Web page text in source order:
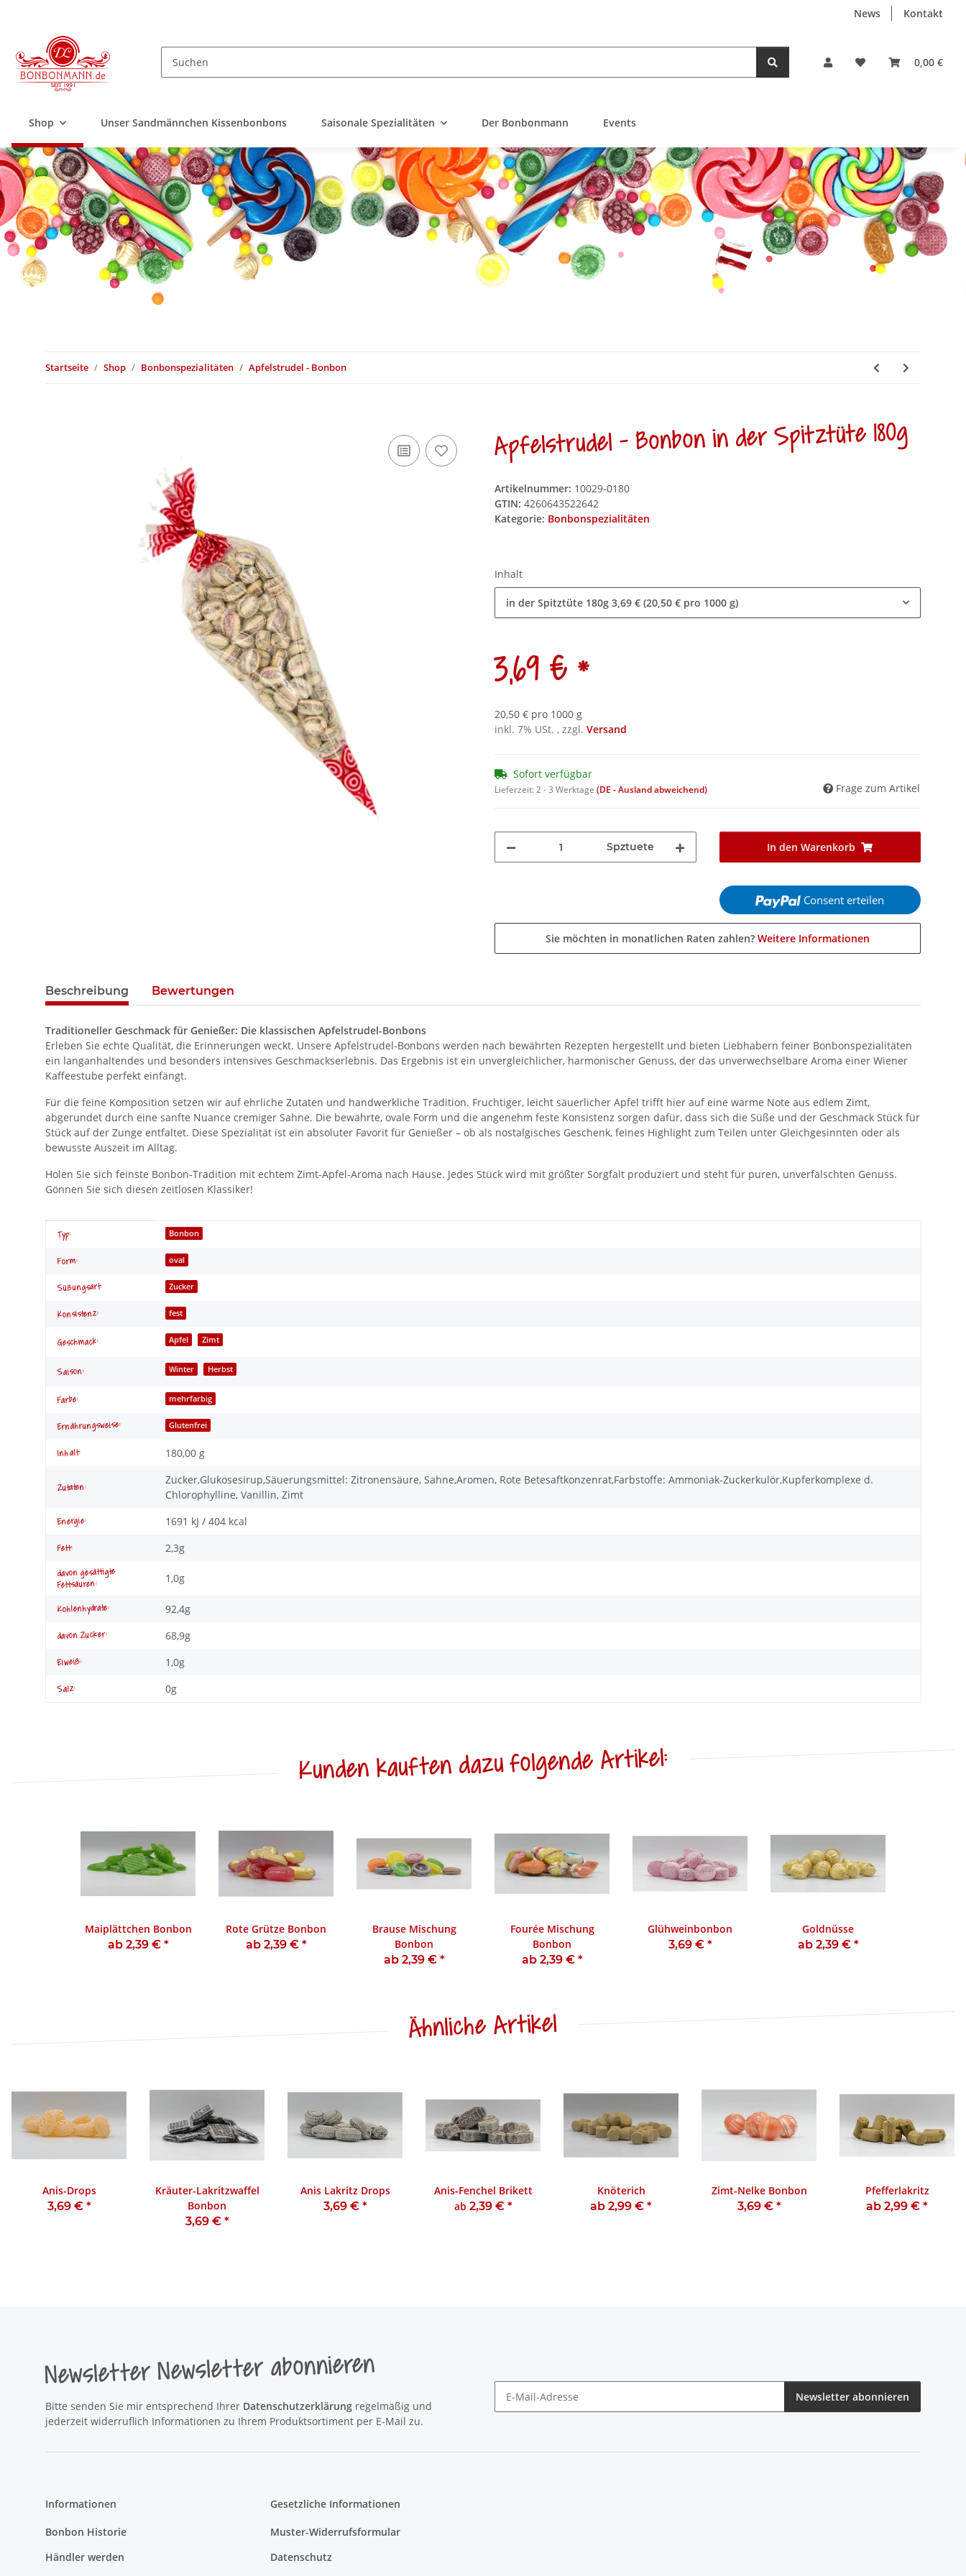
News Kontakt
0,00 €
Shop Unser Sandmännchen Kissenbonbons Saisonale Spezialitäten Der Bonbonmann Events
Startseite Shop Bonbonspezialitäten Apfelstrudel - Bonbon
Apfelstrudel - Bonbon in der Spitztüte 180g
Artikelnummer: 10029-0180
GTIN: 4260643522642
Kategorie: Bonbonspezialitäten
Inhalt
in der Spitztüte 180g 3,69 € (20,50 € pro 1000 g)
3,69 €*
20,50 € pro 1000 g
inkl. 7% USt. , zzgl. Versand
Sofort verfügbar
Lieferzeit:2 - 3 Werktage (DE - Ausland abweichend) Frage zum Artikel
Spztuete In den Warenkorb
Consent erteilen
Sie möchten in monatlichen Raten zahlen? Weitere Informationen
Beschreibung Bewertungen
Traditioneller Geschmack für Genießer: Die klassischen Apfelstrudel-Bonbons
Erleben Sie echte Qualität, die Erinnerungen weckt. Unsere Apfelstrudel-Bonbons werden nach bewährten Rezepten hergestellt und bieten Liebhabern feiner Bonbonspezialitäten
ein langanhaltendes und besonders intensives Geschmackserlebnis. Das Ergebnis ist ein unvergleichlicher, harmonischer Genuss, der das unverwechselbare Aroma einer Wiener
Kaffeestube perfekt einfängt.
Für die feine Komposition setzen wir auf ehrliche Zutaten und handwerkliche Tradition. Fruchtiger, leicht säuerlicher Apfel trifft hier auf eine warme Note aus edlem Zimt,
abgerundet durch eine sanfte Nuance cremiger Sahne. Die bewährte, ovale Form und die angenehm feste Konsistenz sorgen dafür, dass sich die Süße und der Geschmack Stück für
Stück auf der Zunge entfaltet. Diese Spezialität ist ein absoluter Favorit für Genießer – ob als nostalgisches Geschenk, feines Highlight zum Teilen unter Gleichgesinnten oder als
bewusste Auszeit im Alltag.
Holen Sie sich feinste Bonbon-Tradition mit echtem Zimt-Apfel-Aroma nach Hause. Jedes Stück wird mit größter Sorgfalt produziert und steht für puren, unverfälschten Genuss.
Gönnen Sie sich diesen zeitlosen Klassiker!
Produkteigenschaft
Wert
Typ: Bonbon
Form: oval
Süßungsart: Zucker
Konsistenz: fest
Geschmack: Apfel Zimt
Saison: Winter Herbst
Farbe: mehrfarbig
Ernährungsweise: Glutenfrei
Inhalt: 180,00 g
Zutaten:
Zucker,Glukosesirup,Säuerungsmittel: Zitronensäure, Sahne,Aromen, Rote Betesaftkonzenrat,Farbstoffe: Ammoniak-Zuckerkulör,Kupferkomplexe d.
Chlorophylline, Vanillin, Zimt
Energie: 1691 kJ / 404 kcal
Fett: 2,3g
davon gesättigte
Fettsäuren:
1,0g
Kohlenhydrate: 92,4g
davon Zucker: 68,9g
Eiweiß: 1,0g
Salz: 0g
Kunden kauften dazu folgende Artikel:
Maiplättchen Bonbon
ab 2,39 € *
Rote Grütze Bonbon
ab 2,39 € *
Brause Mischung
Bonbon
ab 2,39 € *
Fourée Mischung
Bonbon
ab 2,39 € *
Glühweinbonbon
3,69 € *
Goldnüsse
ab 2,39 € *
Ähnliche Artikel
Anis-Drops
3,69 € *
Kräuter-Lakritzwaffel
Bonbon
3,69 € *
Anis Lakritz Drops
3,69 € *
Anis-Fenchel Brikett
ab 2,39 € *
Knöterich
ab 2,99 € *
Zimt-Nelke Bonbon
3,69 € *
Pfefferlakritz
ab 2,99 € *
Newsletter Newsletter abonnieren
Bitte senden Sie mir entsprechend Ihrer Datenschutzerklärung regelmäßig und
jederzeit widerruflich Informationen zu Ihrem Produktsortiment per E-Mail zu.
Newsletter abonnieren
Informationen
Bonbon Historie
Händler werden
Gesetzliche Informationen
Muster-Widerrufsformular
Datenschutz